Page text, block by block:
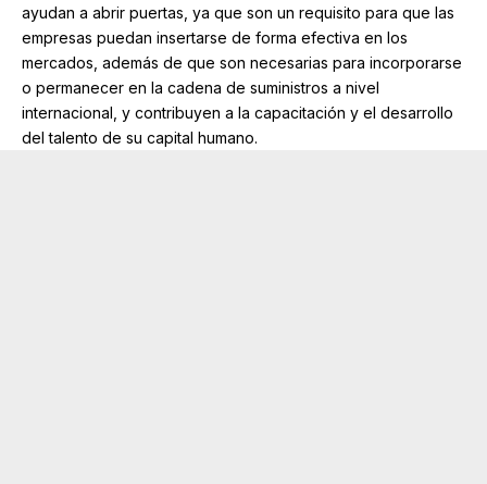
ayudan a abrir puertas, ya que son un requisito para que las
empresas puedan insertarse de forma efectiva en los
mercados, además de que son necesarias para incorporarse
o permanecer en la cadena de suministros a nivel
internacional, y contribuyen a la capacitación y el desarrollo
del talento de su capital humano.